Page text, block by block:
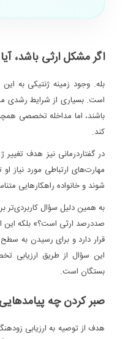
اگر مشکل ارثی باشد،
بله. وجود زمینه ژنتیکی به
است. بسیاری از شرایط رشدی
باشند، اما مداخله تخصصی
کند.
در گفتاردرمانی نیز هدف
مهارت‌های ارتباطی مورد نیاز
شوند و خانواده راهکارهایی
به همین دلیل سؤال کاربردی‌تر
صددرصد ارثی است؟» بلکه
قرار دارد و برای رسیدن به
این سؤال از طریق ارزیابی
بستگان است.
صبر کردن چه
هدف از توصیه به ارزیابی